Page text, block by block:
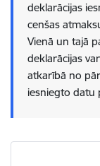
deklarācijas
cenšas
Vienā un tajā
deklarācijas
atkarībā no
iesniegto datu